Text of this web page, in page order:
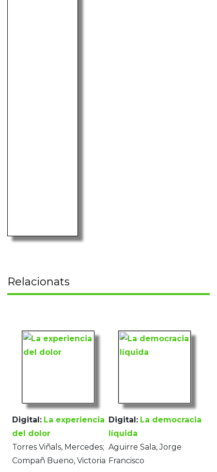
Relacionats
Digital: La experiencia
del dolor
Torres Viñals, Mercedes;
Compañ Bueno, Victoria
Digital: La democracia
líquida
Aguirre Sala, Jorge
Francisco